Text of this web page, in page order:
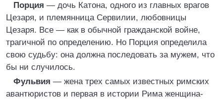
Порция — дочь Катона, одного из главных врагов
Цезаря, и племянница Сервилии, любовницы
Цезаря. Все — как в обычной гражданской войне,
трагичной по определению. Но Порция определила
свою судьбу: она должна последовать за мужем, что
бы ни случилось.
Фульвия — жена трех самых известных римских
авантюристов и первая в истории Рима женщина-